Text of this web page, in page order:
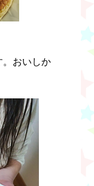
。おいしか